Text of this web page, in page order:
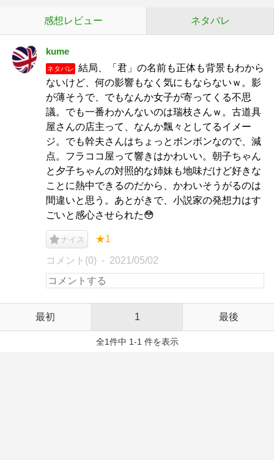
感想レビュー ネタバレ
kume
ネタバレ
結局、「君」の名前も正体も背景もわから
ないけど、何の影響もなく気にもならないｗ。影
が薄そうで、でもなんか女子が寄ってくる不思
議。でも一番わかんないのは瑞枝さんｗ。古道具
屋さんの店主って、なんか飄々としてるイメー
ジ。でも幹夫さんはちょっとボンボンなので、減
点。フラココ屋って響きはかわいい。朝子ちゃん
と夕子ちゃんの対照的な姉妹も地味だけど好きな
ことに熱中できるのだから、かわいそうがるのは
間違いと思う。あとがきで、小説家の発想力はす
ごいと感心させられた😳
ナイス ★1
コメント(0) 2021/05/02
最初 1 最後
全1件中 1-1 件を表示